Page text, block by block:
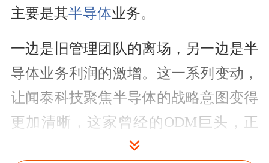
主要是其半导体业务。
一边是旧管理团队的离场，另一边是半
导体业务利润的激增。这一系列变动，
让闻泰科技聚焦半导体的战略意图变得
更加清晰，这家曾经的ODM巨头，正
将其未来押注在半导体上。